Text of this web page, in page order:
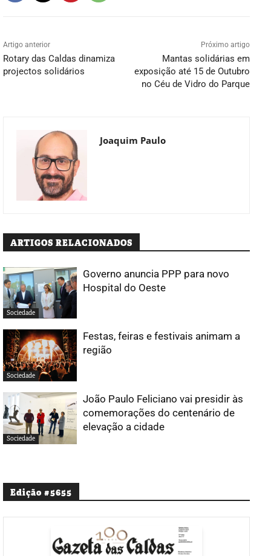
Artigo anterior
Rotary das Caldas dinamiza
projectos solidários
Próximo artigo
Mantas solidárias em
exposição até 15 de Outubro
no Céu de Vidro do Parque
Joaquim Paulo
ARTIGOS RELACIONADOS
Sociedade
Governo anuncia PPP para novo
Hospital do Oeste
Sociedade
Festas, feiras e festivais animam a
região
Sociedade
João Paulo Feliciano vai presidir às
comemorações do centenário de
elevação a cidade
Edição #5655